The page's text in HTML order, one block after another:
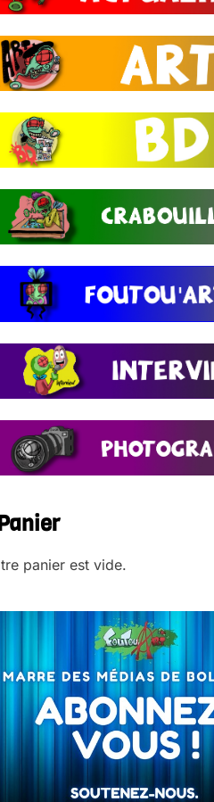
panier est vide.